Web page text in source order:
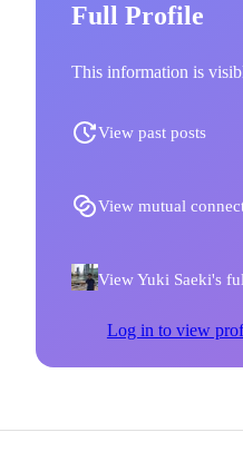
Full Profile
This information is
View past posts
View mutual
View Yuki Saeki's
Log in to view